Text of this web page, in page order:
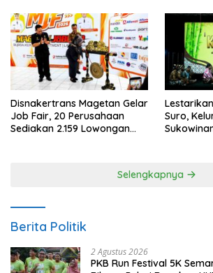
Disnakertrans Magetan Gelar
Job Fair, 20 Perusahaan
Sediakan 2.159 Lowongan
Suro,
Selengkapnya
Berita Politik
2 Agustus 2026
PKB Run Festival 5K